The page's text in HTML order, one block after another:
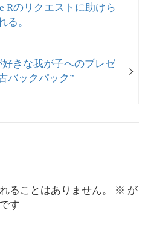
Rのリクエストに助けら
る。
きな我が子へのプレゼ
バックパック”
ることはありません。 ※ が
す